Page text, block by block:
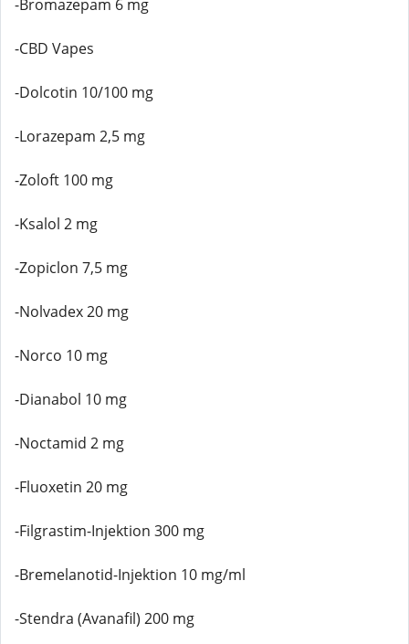
-Bromazepam 6 mg
-CBD Vapes
-Dolcotin 10/100 mg
-Lorazepam 2,5 mg
-Zoloft 100 mg
-Ksalol 2 mg
-Zopiclon 7,5 mg
-Nolvadex 20 mg
-Norco 10 mg
-Dianabol 10 mg
-Noctamid 2 mg
-Fluoxetin 20 mg
-Filgrastim-Injektion 300 mg
-Bremelanotid-Injektion 10 mg/ml
-Stendra (Avanafil) 200 mg